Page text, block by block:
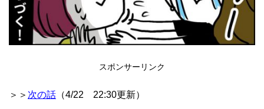
スポンサーリンク
＞＞ 次の話 （4/22 22:30更新）